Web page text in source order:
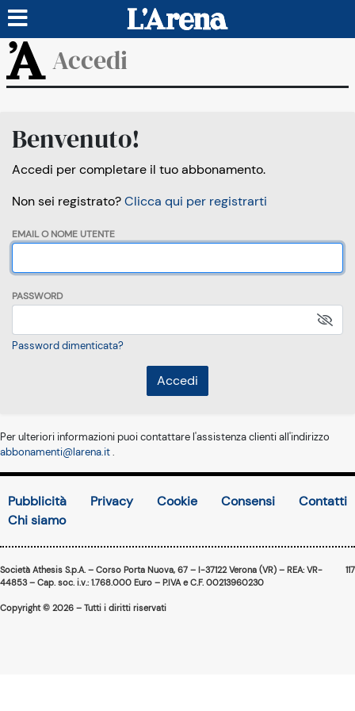
Accedi
Benvenuto!
Accedi per completare il tuo abbonamento.
Non sei registrato?Clicca qui per registrarti
EMAIL O NOME UTENTE
PASSWORD
Password dimenticata?
Accedi
Per ulteriori informazioni puoi contattare l'assistenza clienti all'indirizzo
abbonamenti@larena.it.
Pubblicità Privacy Cookie Consensi
Contatti
Chi siamo
117
Società Athesis S.p.A. – Corso Porta Nuova, 67 – I-37122 Verona (VR) – REA: VR-
44853 – Cap. soc. i.v.: 1.768.000 Euro – P.IVA e C.F. 00213960230
Copyright © 2026 – Tutti i diritti riservati